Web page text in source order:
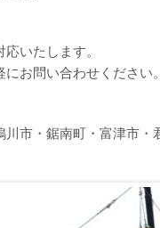
いたします。
にお問い合わせください
市・鋸南町・富津市・